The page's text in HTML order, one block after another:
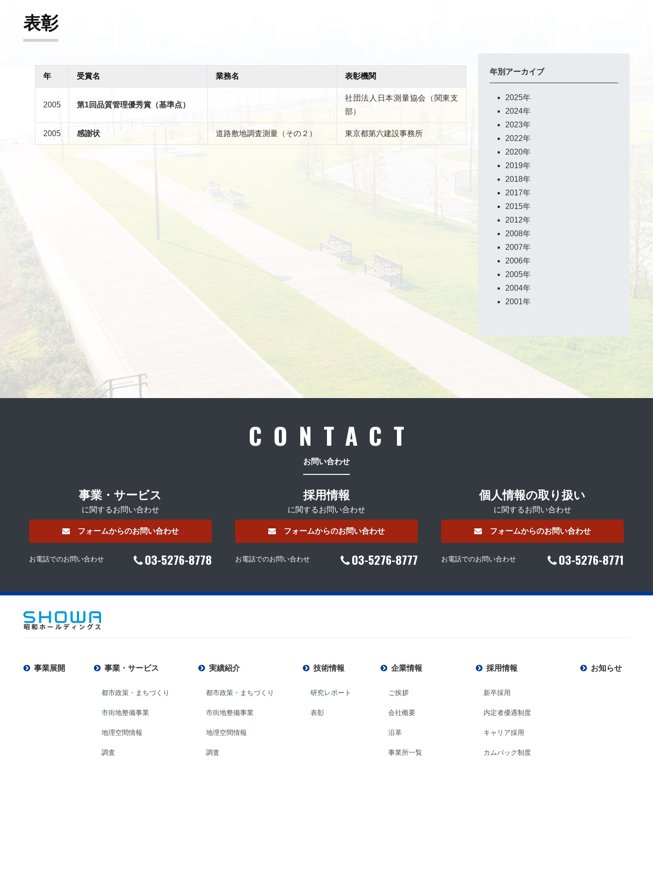
表彰
年 受賞名 業務名 表彰機関
2005 第1回品質管理優秀賞（基準点）
社団法人日本測量協会（関東支
部）
2005 感謝状 道路敷地調査測量（その２） 東京都第六建設事務所
年別アーカイブ
2025年
2024年
2023年
2022年
2020年
2019年
2018年
2017年
2015年
2012年
2008年
2007年
2006年
2005年
2004年
2001年
CONTACT
お問い合わせ
事業・サービス
に関するお問い合わせ
フォームからのお問い合わせ
お電話でのお問い合わせ 03-5276-8778
採用情報
に関するお問い合わせ
フォームからのお問い合わせ
お電話でのお問い合わせ 03-5276-8777
個人情報の取り扱い
に関するお問い合わせ
フォームからのお問い合わせ
お電話でのお問い合わせ 03-5276-8771
事業展開 事業・サービス
都市政策・まちづくり
市街地整備事業
地理空間情報
調査
実績紹介
都市政策・まちづくり
市街地整備事業
地理空間情報
調査
技術情報
研究レポート
表彰
企業情報
ご挨拶
会社概要
沿革
事業所一覧
採用情報
新卒採用
内定者優遇制度
キャリア採用
カムバック制度
お知らせ